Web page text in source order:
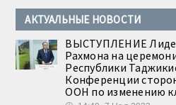
АКТУАЛЬНЫЕ НОВОСТИ
ВЫСТУПЛЕНИЕ
Рахмона на
Республики
Конференции
ООН по изменению